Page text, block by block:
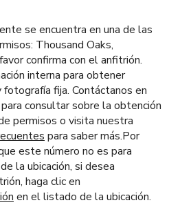
se encuentra en una de las
Thousand Oaks,
confirma con el anfitrión.
interna para obtener
fija. Contáctanos en
para consultar sobre la obtención
permisos o visita nuestra
para saber más.Por
este número no es para
la ubicación, si desea
haga clic en
en el listado de la ubicación.